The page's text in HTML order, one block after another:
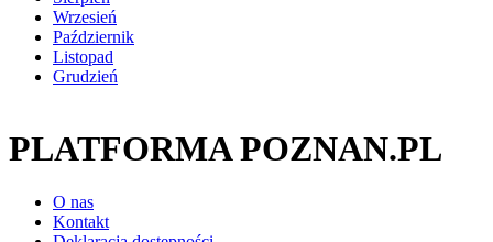
Wrzesień
Październik
Listopad
Grudzień
PLATFORMA POZNAN.PL
O nas
Kontakt